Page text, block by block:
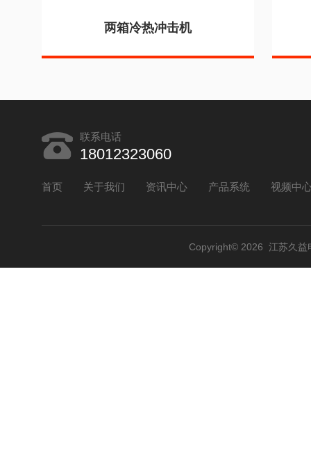
两箱冷热冲击机
联系电话
18012323060
首页 关于我们 资讯中心 产品系统 视频中
Copyright© 2026 江苏久